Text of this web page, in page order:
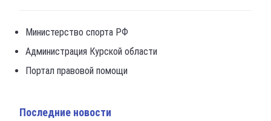
Министерство спорта РФ
Администрация Курской области
Портал правовой помощи
Последние новости